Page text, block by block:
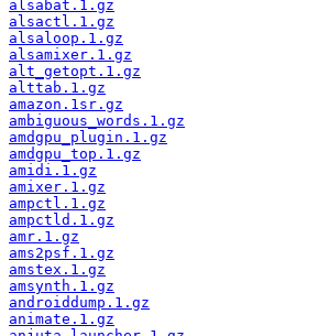
alsabat.1.gz
alsactl.1.gz
alsaloop.1.gz
alsamixer.1.gz
alt_getopt.1.gz
alttab.1.gz
amazon.1sr.gz
ambiguous_words.1.gz
amdgpu_plugin.1.gz
amdgpu_top.1.gz
amidi.1.gz
amixer.1.gz
ampctl.1.gz
ampctld.1.gz
amr.1.gz
ams2psf.1.gz
amstex.1.gz
amsynth.1.gz
androiddump.1.gz
animate.1.gz